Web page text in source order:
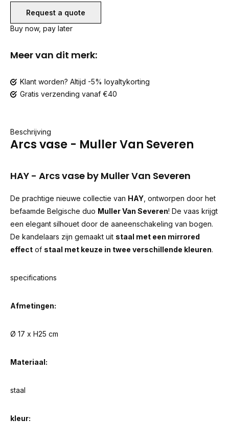
Request a quote
Buy now, pay later
Meer van dit merk:
Klant worden? Altijd -5% loyaltykorting
Gratis verzending vanaf €40
Beschrijving
Arcs vase - Muller Van Severen
HAY - Arcs vase by Muller Van Severen
De prachtige nieuwe collectie van HAY , ontworpen door het
befaamde Belgische duo Muller Van Severen! De vaas krijgt
een elegant silhouet door de aaneenschakeling van bogen.
De kandelaars zijn gemaakt uit staal met een mirrored
effect of staal met keuze in twee verschillende kleuren.
specifications
Afmetingen:
Ø 17 x H25 cm
Materiaal:
staal
kleur: